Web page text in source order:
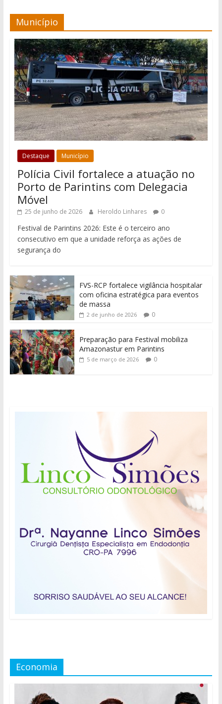
Município
Destaque Município
Polícia Civil fortalece a atuação no
Porto de Parintins com Delegacia
Móvel
25 de junho de 2026 Heroldo Linhares 0
Festival de Parintins 2026: Este é o terceiro ano
consecutivo em que a unidade reforça as ações de
segurança do
FVS-RCP fortalece vigilância hospitalar
com oficina estratégica para eventos
de massa
2 de junho de 2026 0
Preparação para Festival mobiliza
Amazonastur em Parintins
5 de março de 2026 0
Economia